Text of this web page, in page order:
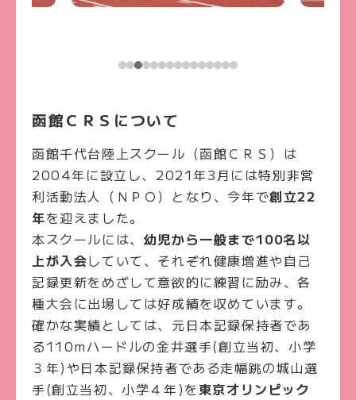
函館ＣＲＳ について
函館千代台陸上スクール（函館ＣＲＳ）は
2004年に設立し、2021年3月には特別非営
利活動法人（ＮＰＯ）となり、今年で創立22
年を迎えました。
本スクールには、 幼児から一般まで100名以
上が入会していて、それぞれ健康増進や自己
記録更新をめざして意欲的に練習に励み、各
種大会に出場しては好成績を収めています。
確かな実績としては、元日本記録保持者であ
る110mハードルの金井選手(創立当初、小学
３年)や日本記録保持者である走幅跳の城山選
手(創立当初、小学４年)を東京オリンピック